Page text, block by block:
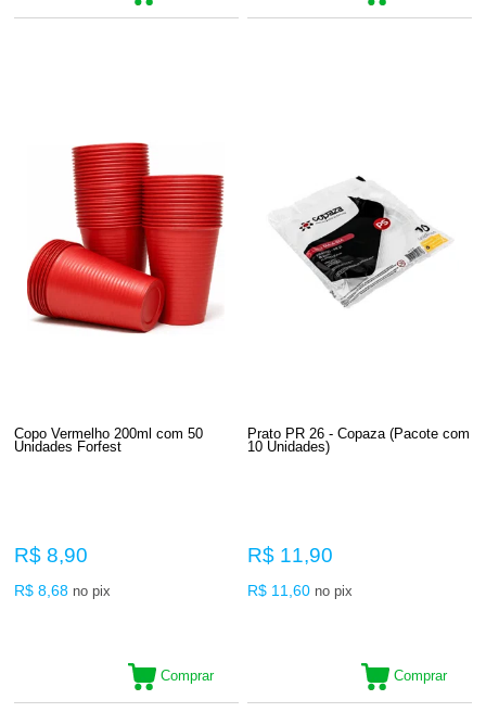
Copo Vermelho 200ml com 50
Unidades Forfest
R$ 8,90
R$ 8,68 no pix
Comprar
Prato PR 26 - Copaza (Pacote com
10 Unidades)
R$ 11,90
R$ 11,60 no pix
Comprar